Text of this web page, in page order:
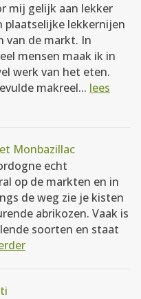
mij gelijk aan lekker
plaatselijke lekkernijen
van de markt. In
mensen maak ik in
werk van het eten.
makreel... lees
Monbazillac
echt
op de markten en in
de weg zie je kisten
abrikozen. Vaak is
soorten en staat